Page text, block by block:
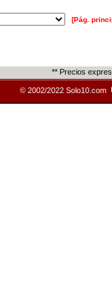
[Pág.
** Precios
© 2002/2022 Solo10.com